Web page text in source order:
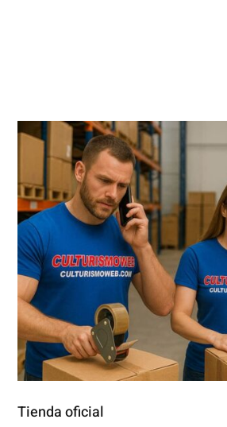
Tienda oficial